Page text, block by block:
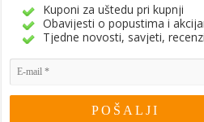
Kuponi za uštedu pri kupnji
Obavijesti o popustima i
Tjedne novosti, savjeti,